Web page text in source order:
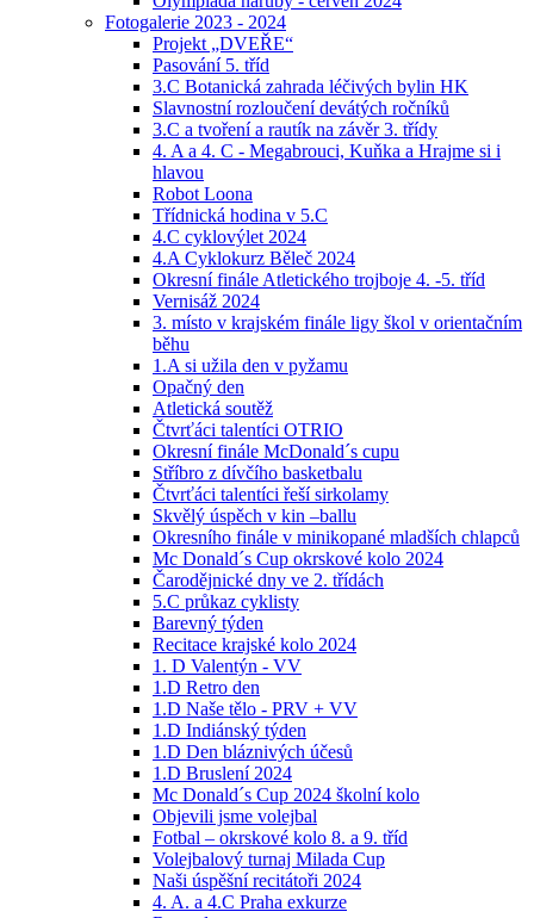
Fotogalerie 2023 - 2024
Projekt „DVEŘE“
Pasování 5. tříd
3.C Botanická zahrada léčivých bylin HK
Slavnostní rozloučení devátých ročníků
3.C a tvoření a rautík na závěr 3. třídy
4. A a 4. C - Megabrouci, Kuňka a Hrajme si i
hlavou
Robot Loona
Třídnická hodina v 5.C
4.C cyklovýlet 2024
4.A Cyklokurz Běleč 2024
Okresní finále Atletického trojboje 4. -5. tříd
Vernisáž 2024
3. místo v krajském finále ligy škol v orientačním
běhu
1.A si užila den v pyžamu
Opačný den
Atletická soutěž
Čtvrťáci talentíci OTRIO
Okresní finále McDonald´s cupu
Stříbro z dívčího basketbalu
Čtvrťáci talentíci řeší sirkolamy
Skvělý úspěch v kin –ballu
Okresního finále v minikopané mladších chlapců
Mc Donald´s Cup okrskové kolo 2024
Čarodějnické dny ve 2. třídách
5.C průkaz cyklisty
Barevný týden
Recitace krajské kolo 2024
1. D Valentýn - VV
1.D Retro den
1.D Naše tělo - PRV + VV
1.D Indiánský týden
1.D Den bláznivých účesů
1.D Bruslení 2024
Mc Donald´s Cup 2024 školní kolo
Objevili jsme volejbal
Fotbal – okrskové kolo 8. a 9. tříd
Volejbalový turnaj Milada Cup
Naši úspěšní recitátoři 2024
4. A. a 4.C Praha exkurze